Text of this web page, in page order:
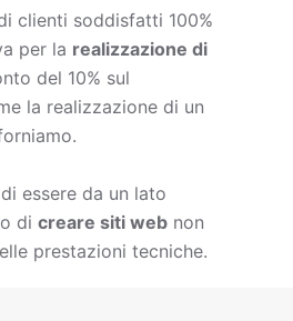
clienti soddisfatti 100%
per la realizzazione di
del 10% sul
la realizzazione di un
essere da un lato
di creare siti web non
prestazioni tecniche.